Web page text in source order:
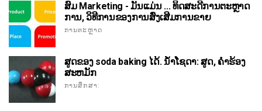
ສົມ Marketing - ມັນແມ່ນ ... ທິດສະດີການຕະຫຼາດ
ການ, ວິທີການຂອງການສົ່ງເສີມການຂາຍ
ການຕະຫຼາດ
ສູດຂອງ soda baking ໄດ້. ນ້ໍາໂຊດາ: ສູດ, ຄໍາຮ້ອງ
ສະຫມັກ
ການສຶກສາ: